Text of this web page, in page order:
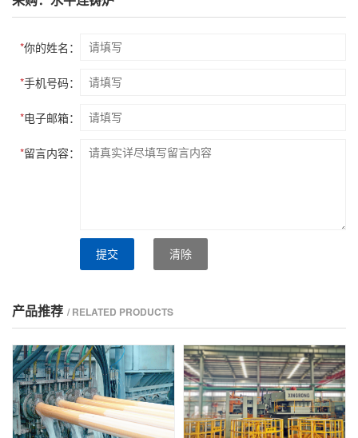
*你的姓名：
*手机号码：
*电子邮箱：
*留言内容：
提交 清除
产品推荐 / RELATED PRODUCTS